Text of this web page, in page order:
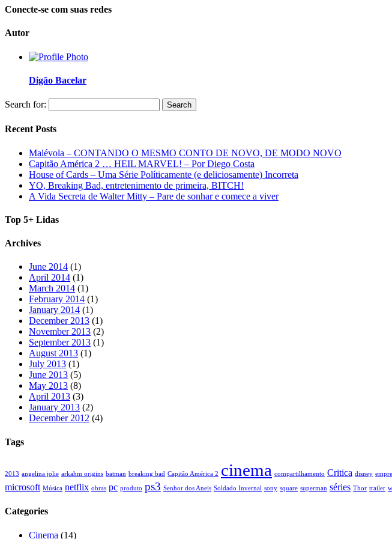
Conecte-se com suas redes
Autor
Digão Bacelar
Search for:
Recent Posts
Malévola – CONTANDO O MESMO CONTO DE NOVO, DE MODO NOVO
Capitão América 2 … HEIL MARVEL! – Por Diego Costa
House of Cards – Uma Série Políticamente (e deliciosamente) Incorreta
YO, Breaking Bad, entretenimento de primeira, BITCH!
A Vida Secreta de Walter Mitty – Pare de sonhar e comece a viver
Top 5+ Lidas
Archives
June 2014 (1)
April 2014 (1)
March 2014 (1)
February 2014 (1)
January 2014 (1)
December 2013 (1)
November 2013 (2)
September 2013 (1)
August 2013 (1)
July 2013 (1)
June 2013 (5)
May 2013 (8)
April 2013 (3)
January 2013 (2)
December 2012 (4)
Tags
2013 angelina jolie arkahm origins batman breaking bad Capitão América 2 cinema compartilhamento Critica disney
microsoft Música netflix obras pc produto ps3 Senhor dos Aneis Soldado Invernal sony square superman séries Thor trailer
Categories
Cinema (14)